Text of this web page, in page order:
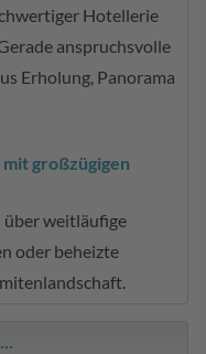
Hotellerie
anspruchsvolle
Erholung, Panorama
großzügigen
über weitläufige
oder beheizte